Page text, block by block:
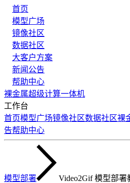
首页
模型广场
镜像社区
数据社区
大客户方案
新闻公告
帮助中心
裸金属超级计算一体机
工作台
首页模型广场镜像社区数据社区裸
告帮助中心
模型部署
Video2Gif 模型部署